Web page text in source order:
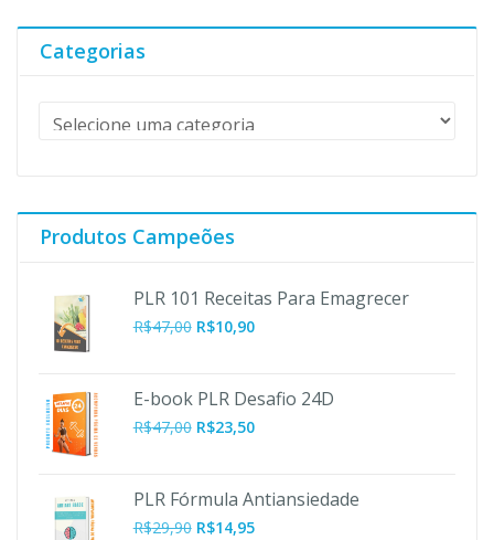
R$197,00.R$19,90.
Categorias
Produtos Campeões
PLR 101 Receitas Para Emagrecer
R$47,00 O
era:
R$47,00.
R$10,90O
é:
R$10,90.
E-book PLR Desafio 24D
R$47,00 R$23,50
PLR Fórmula Antiansiedade
R$29,90 R$14,95